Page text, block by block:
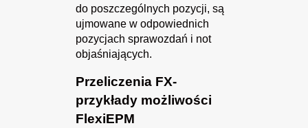
do poszczególnych pozycji, są
ujmowane w odpowiednich
pozycjach sprawozdań i not
objaśniających.
Przeliczenia FX-
przykłady możliwości
FlexiEPM